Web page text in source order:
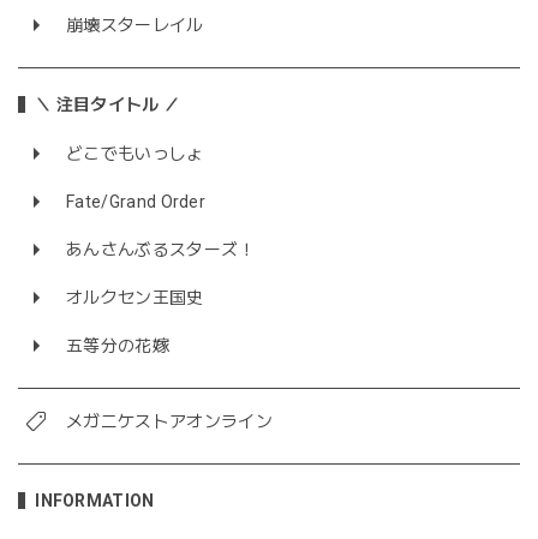
崩壊スターレイル
＼ 注目タイトル ／
どこでもいっしょ
Fate/Grand Order
あんさんぶるスターズ！
オルクセン王国史
五等分の花嫁
メガニケストアオンライン
INFORMATION